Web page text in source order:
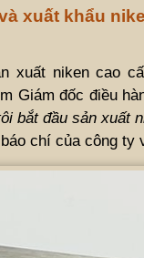
xuất khẩu
xuất niken cao
Giám đốc điều
bắt đầu sản xuất
chí của công ty